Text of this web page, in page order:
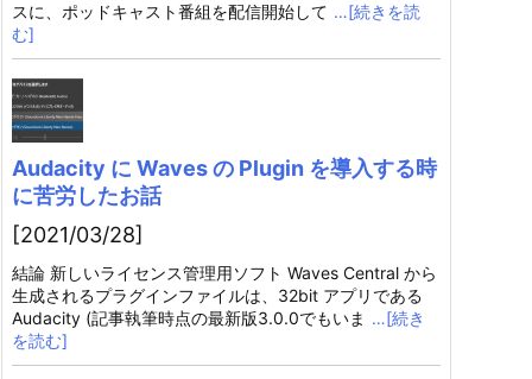
スに、ポッドキャスト番組を配信開始して …[続きを読
む]
Audacity に Waves の Plugin を導入する時
に苦労したお話
[2021/03/28]
結論 新しいライセンス管理用ソフト Waves Central から
生成されるプラグインファイルは、32bit アプリである
Audacity (記事執筆時点の最新版3.0.0でもいま …[続き
を読む]